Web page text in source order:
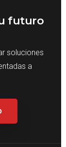
futuro
soluciones
a